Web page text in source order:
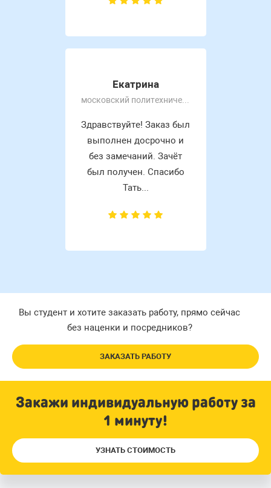
Екатрина
московский политехнический университет
Здравствуйте! Заказ был
выполнен досрочно и
без замечаний. Зачёт
был получен. Спасибо
Тать...
Вы студент и хотите заказать работу, прямо сейчас
без наценки и посредников?
ЗАКАЗАТЬ РАБОТУ
Закажи индивидуальную работу за
1 минуту!
УЗНАТЬ СТОИМОСТЬ